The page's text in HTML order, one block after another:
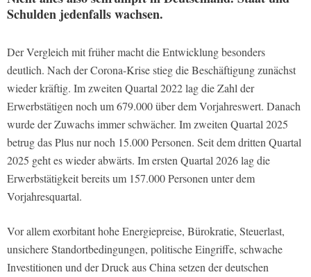
Schulden jedenfalls wachsen.
Der Vergleich mit früher macht die Entwicklung besonders
deutlich. Nach der Corona-Krise stieg die Beschäftigung zunächst
wieder kräftig. Im zweiten Quartal 2022 lag die Zahl der
Erwerbstätigen noch um 679.000 über dem Vorjahreswert. Danach
wurde der Zuwachs immer schwächer. Im zweiten Quartal 2025
betrug das Plus nur noch 15.000 Personen. Seit dem dritten Quartal
2025 geht es wieder abwärts. Im ersten Quartal 2026 lag die
Erwerbstätigkeit bereits um 157.000 Personen unter dem
Vorjahresquartal.
Vor allem exorbitant hohe Energiepreise, Bürokratie, Steuerlast,
unsichere Standortbedingungen, politische Eingriffe, schwache
Investitionen und der Druck aus China setzen der deutschen